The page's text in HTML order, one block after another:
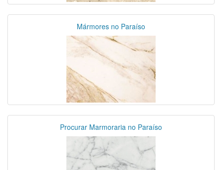
Mármores no Paraíso
Procurar Marmoraria no Paraíso